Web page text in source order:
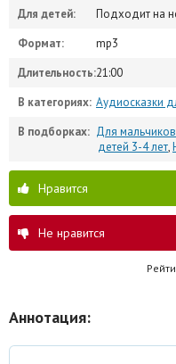
Для детей:
Подходит на
Формат:
mp3
Длительность:21:00
В категориях: Аудиосказки
В подборках: Для мальчиков
детей 3-4 лет,
Нравится
Не нравится
Аннотация: